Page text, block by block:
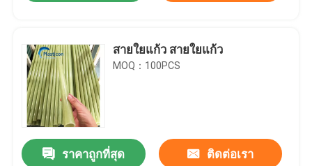
สายใยแก้ว สายใยแก้ว
MOQ：100PCS
ราคาถูกที่สุด ติดต่อเรา